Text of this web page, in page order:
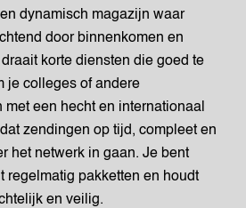
dynamisch magazijn waar
door binnenkomen en
korte diensten die goed te
je colleges of andere
met een hecht en internationaal
zendingen op tijd, compleet en
het netwerk in gaan. Je bent
regelmatig pakketten en houdt
en veilig.